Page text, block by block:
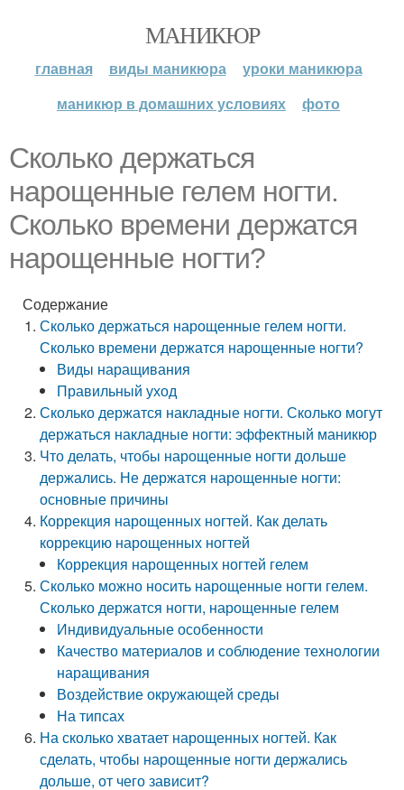
МАНИКЮР
главная виды маникюра
уроки маникюра
маникюр в домашних условиях
фото
Сколько держаться
нарощенные гелем ногти.
Сколько времени держатся
нарощенные ногти?
Содержание
Сколько держаться нарощенные гелем ногти.
Сколько времени держатся нарощенные ногти?
Виды наращивания
Правильный уход
Сколько держатся накладные ногти. Сколько могут
держаться накладные ногти: эффектный маникюр
Что делать, чтобы нарощенные ногти дольше
держались. Не держатся нарощенные ногти:
основные причины
Коррекция нарощенных ногтей. Как делать
коррекцию нарощенных ногтей
Коррекция нарощенных ногтей гелем
Сколько можно носить нарощенные ногти гелем.
Сколько держатся ногти, нарощенные гелем
Индивидуальные особенности
Качество материалов и соблюдение технологии
наращивания
Воздействие окружающей среды
На типсах
На сколько хватает нарощенных ногтей. Как
сделать, чтобы нарощенные ногти держались
дольше, от чего зависит?